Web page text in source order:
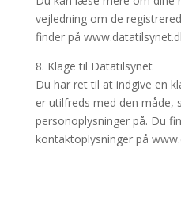
vejledning om de
finder på
8. Klage til Datatilsynet
Du har ret til at indgive en
er utilfreds med den måde,
personoplysninger på. Du
kontaktoplysninger på